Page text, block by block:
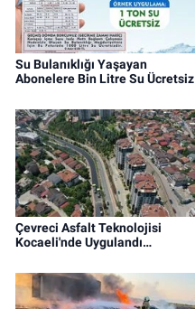
Su Bulanıklığı Yaşayan
Abonelere Bin Litre Su Ücretsiz
Çevreci Asfalt Teknolojisi
Kocaeli'nde Uygulandı…